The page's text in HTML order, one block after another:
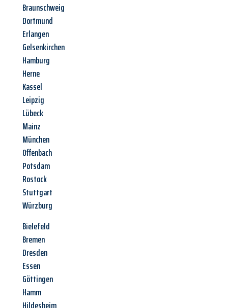
Braunschweig
Dortmund
Erlangen
Gelsenkirchen
Hamburg
Herne
Kassel
Leipzig
Lübeck
Mainz
München
Offenbach
Potsdam
Rostock
Stuttgart
Würzburg
Bielefeld
Bremen
Dresden
Essen
Göttingen
Hamm